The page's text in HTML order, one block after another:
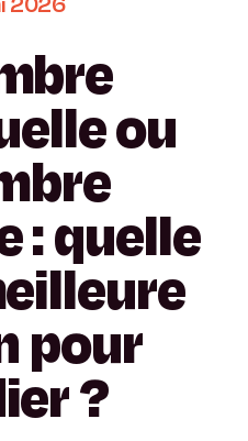
ou
:quelle
pour
?